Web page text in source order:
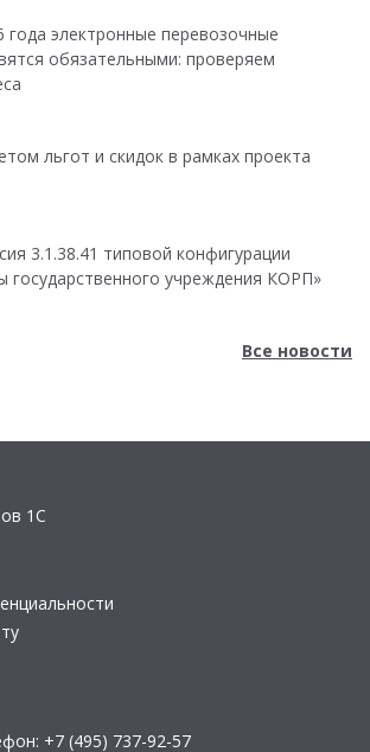
года электронные перевозочные
обязательными: проверяем
льгот и скидок в рамках проекта
3.1.38.41 типовой конфигурации
государственного учреждения КОРП»
Все новости
1С
+7 (495) 737-92-57